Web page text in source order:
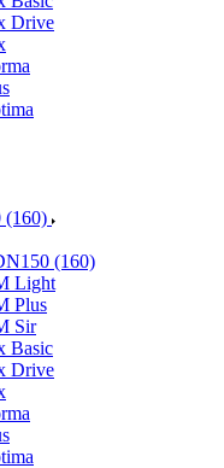
Drive
(160)
(160)
Light
Plus
Sir
Basic
Drive